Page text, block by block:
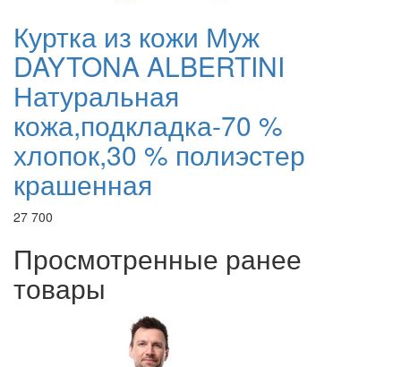
Куртка из кожи Муж
DAYTONA ALBERTINI
Натуральная
кожа,подкладка-70 %
хлопок,30 % полиэстер
крашенная
27 700
Просмотренные ранее
товары